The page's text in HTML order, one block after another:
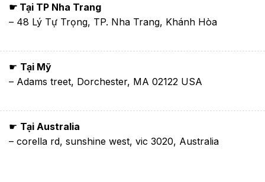
☛ Tại TP Nha Trang
– 48 Lý Tự Trọng, TP. Nha Trang, Khánh Hòa
☛ Tại Mỹ
– Adams treet, Dorchester, MA 02122 USA
☛ Tại Australia
– corella rd, sunshine west, vic 3020, Australia